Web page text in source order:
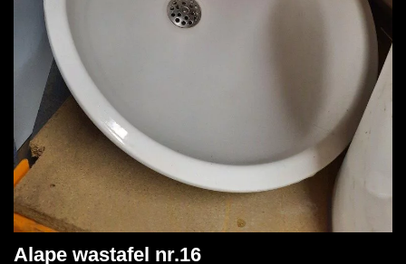
Alape wastafel nr.16